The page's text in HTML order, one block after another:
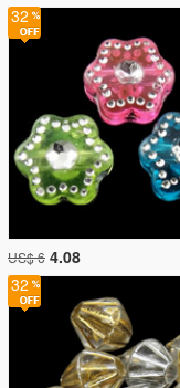
32
US$ 6 4.08
32